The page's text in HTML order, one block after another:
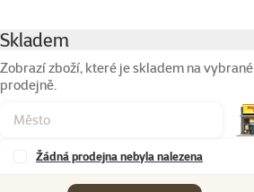
Skladem
Zobrazí zboží, které je skladem na vybrané
prodejně.
Žádná prodejna nebyla nalezena